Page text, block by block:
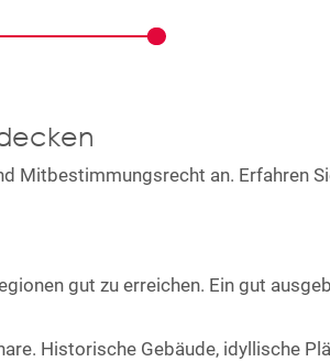
Mitbestimmungsrecht an. Erfahren
gut zu erreichen. Ein gut
Historische Gebäude, idyllische